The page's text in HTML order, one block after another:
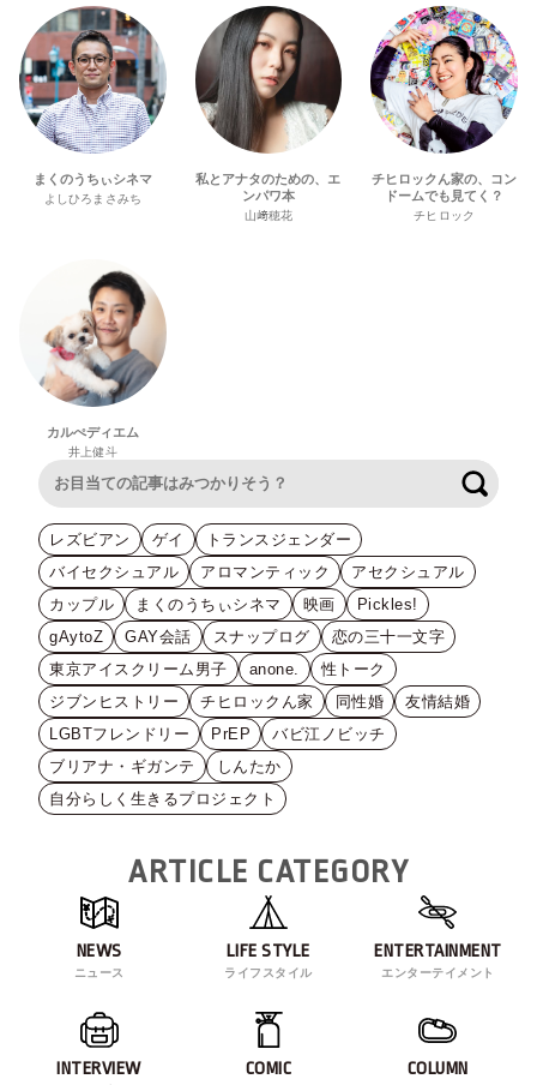
まくのうちぃシネマ
よしひろまさみち
私とアナタのための、エ
ンパワ本
山﨑穂花
チヒロックん家の、コン
ドームでも見てく？
チヒロック
カルぺディエム
井上健斗
レズビアン ゲイ
トランスジェンダー
バイセクシュアル
アロマンティック
アセクシュアル
カップル
まくのうちぃシネマ 映画
Pickles!
gAytoZ
GAY会話 スナップログ
恋の三十一文字
東京アイスクリーム男子
anone.
性トーク
ジブンヒストリー
チヒロックん家 同性婚
友情結婚
LGBTフレンドリー
PrEP
バビ江ノビッチ
ブリアナ・ギガンテ
しんたか
自分らしく生きるプロジェクト
ARTICLE CATEGORY
NEWS
ニュース
LIFE STYLE
ライフスタイル
ENTERTAINMENT
エンターテイメント
INTERVIEW COMIC COLUMN